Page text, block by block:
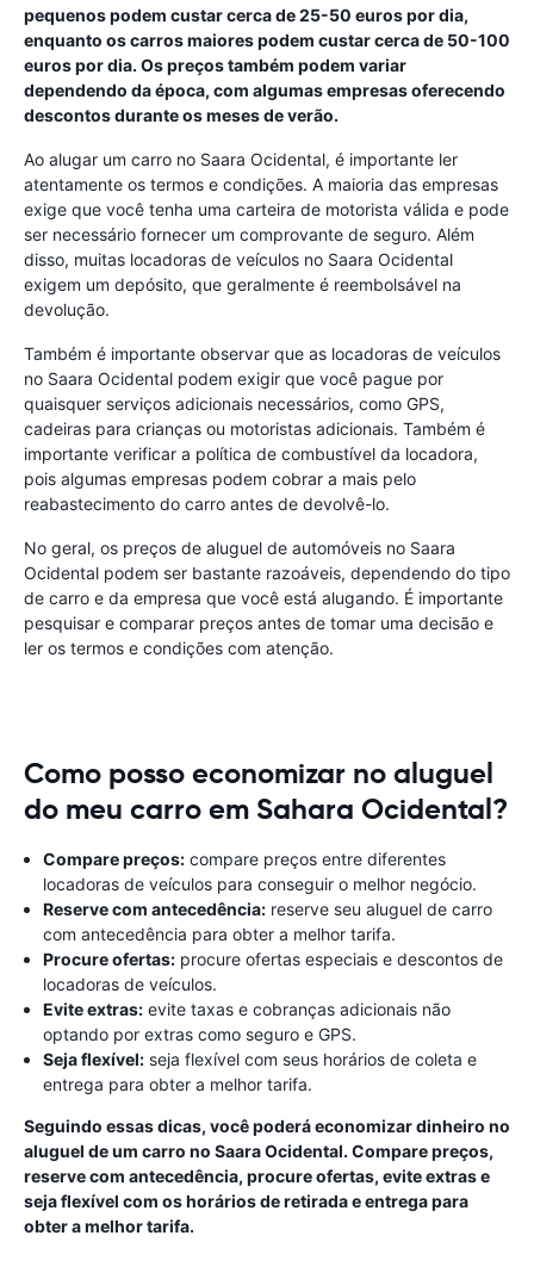
pequenos podem custar cerca de 25-50 euros por dia,
enquanto os carros maiores podem custar cerca de 50-100
euros por dia. Os preços também podem variar
dependendo da época, com algumas empresas oferecendo
descontos durante os meses de verão.
Ao alugar um carro no Saara Ocidental, é importante ler
atentamente os termos e condições. A maioria das empresas
exige que você tenha uma carteira de motorista válida e pode
ser necessário fornecer um comprovante de seguro. Além
disso, muitas locadoras de veículos no Saara Ocidental
exigem um depósito, que geralmente é reembolsável na
devolução.
Também é importante observar que as locadoras de veículos
no Saara Ocidental podem exigir que você pague por
quaisquer serviços adicionais necessários, como GPS,
cadeiras para crianças ou motoristas adicionais. Também é
importante verificar a política de combustível da locadora,
pois algumas empresas podem cobrar a mais pelo
reabastecimento do carro antes de devolvê-lo.
No geral, os preços de aluguel de automóveis no Saara
Ocidental podem ser bastante razoáveis, dependendo do tipo
de carro e da empresa que você está alugando. É importante
pesquisar e comparar preços antes de tomar uma decisão e
ler os termos e condições com atenção.
Como posso economizar no aluguel
do meu carro em Sahara Ocidental?
Compare preços: compare preços entre diferentes
locadoras de veículos para conseguir o melhor negócio.
Reserve com antecedência: reserve seu aluguel de carro
com antecedência para obter a melhor tarifa.
Procure ofertas: procure ofertas especiais e descontos de
locadoras de veículos.
Evite extras: evite taxas e cobranças adicionais não
optando por extras como seguro e GPS.
Seja flexível: seja flexível com seus horários de coleta e
entrega para obter a melhor tarifa.
Seguindo essas dicas, você poderá economizar dinheiro no
aluguel de um carro no Saara Ocidental. Compare preços,
reserve com antecedência, procure ofertas, evite extras e
seja flexível com os horários de retirada e entrega para
obter a melhor tarifa.